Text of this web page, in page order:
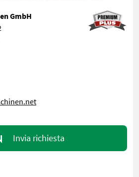
GmbH
Invia richiesta